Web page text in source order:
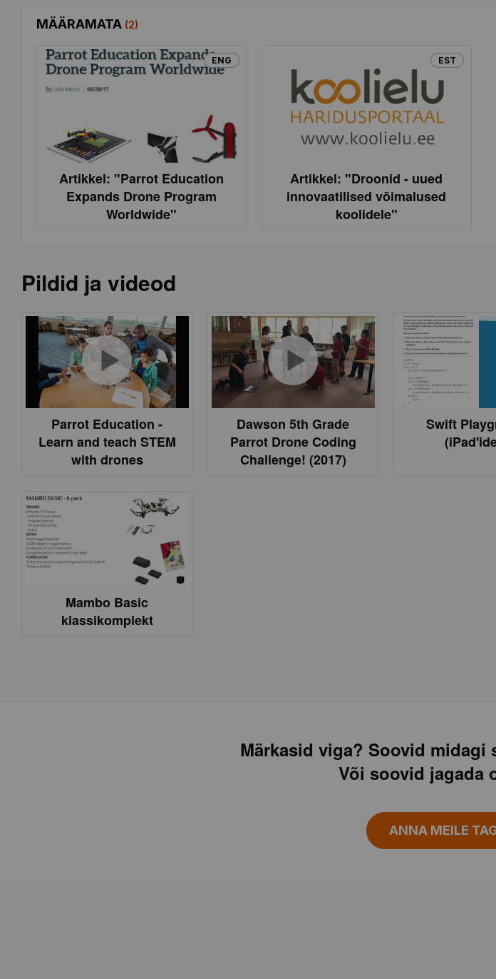
MÄÄRAMATA (2)
ENG
Artikkel: "Parrot Education
Expands Drone Program
Worldwide"
EST
Artikkel: "Droonid - uued
innovaatilised võimalused
koolidele"
Pildid ja videod
Parrot Education -
Learn and teach STEM
with drones
Dawson 5th Grade
Parrot Drone Coding
Challenge! (2017)
Swift
Mambo Basic
klassikomplekt
Märkasid viga? Soovid midagi
Või soovid jagada
ANNA MEILE